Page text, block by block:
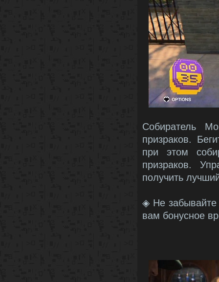
Собиратель
призраков.
при этом
призраков.
получить
◈ Не
вам бонусное